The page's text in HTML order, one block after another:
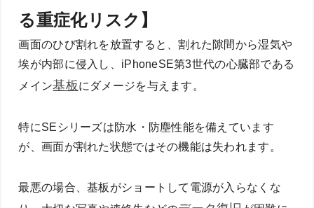
る重症化リスク】
画面のひび割れを放置すると、割れた隙間から湿気や
埃が内部に侵入し、iPhoneSE第3世代の心臓部である
メイン基板にダメージを与えます。
特にSEシリーズは防水・防塵性能を備えています
が、画面が割れた状態ではその機能は失われます。
最悪の場合、基板がショートして電源が入らなくな